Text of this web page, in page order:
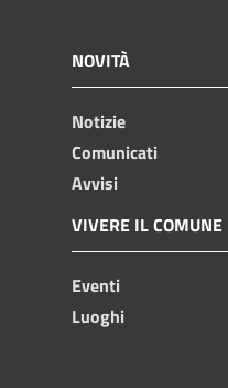
NOVITÀ
Notizie
Comunicati
Avvisi
VIVERE IL COMUNE
Eventi
Luoghi